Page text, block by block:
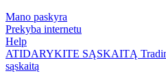
Mano paskyra
Prekyba internetu
Help
ATIDARYKITE SĄSKAITĄ
sąskaitą